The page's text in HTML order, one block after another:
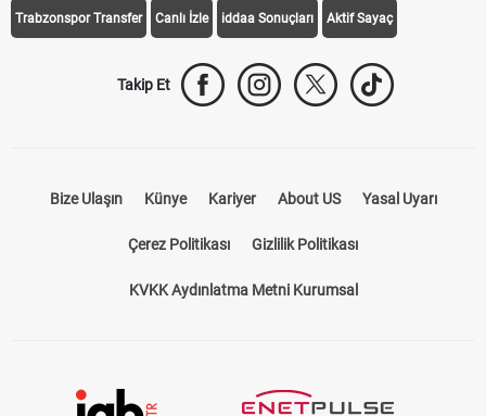
Trabzonspor Transfer Canlı İzle iddaa Sonuçları Aktif Sayaç
Takip Et
Bize Ulaşın Künye Kariyer About US Yasal Uyarı
Çerez Politikası Gizlilik Politikası
KVKK Aydınlatma Metni Kurumsal